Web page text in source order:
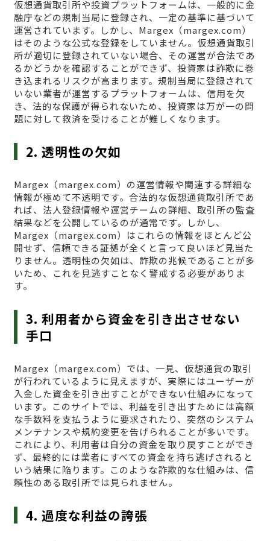
仮想通貨取引所や投資プラットフォームは、一般的に金
融庁などの規制当局に登録され、一定の基準に基づいて
運営されています。しかし、Margex（margex.com）
はそのような公式な登録をしていません。仮想通貨取引
所が適切に登録されていない場合、その運営が合法であ
るかどうかを確認することができず、投資家は詐欺に巻
き込まれるリスクが高まります。規制当局に登録されて
いない業者が運営するプラットフォームは、信用を欠
き、法的な保護が得られないため、投資家は万が一の問
題に対して救済を受けることが難しくなります。
2. 透明性の欠如
Margex（margex.com）の運営情報や関連する詳細な
情報が極めて不透明です。合法的な仮想通貨取引所であ
れば、法人登録情報や運営チームの詳細、取引所の監査
結果などを公開しているのが通常です。しかし、
Margex（margex.com）はこれらの情報をほとんど公
開せず、信頼できる証拠が全くと言って良いほど見当た
りません。透明性の欠如は、詐欺の兆候であることが多
いため、これを見逃すことなく警戒する必要がありま
す。
3. 利用者から資金を引き出させない
手口
Margex（margex.com）では、一見、仮想通貨の取引
が行われているように見えますが、実際にはユーザーが
入金した資金を引き出すことができない仕組みになって
います。このサイトでは、利益を引き出すためには高額
な手数料を支払うように要求されたり、突然のシステム
メンテナンスや規約変更を告げられることが多いです。
これにより、利用者は自分の資金を取り戻すことができ
ず、最終的には業者にすべての資金を持ち逃げされると
いう結果に陥ります。このような詐欺的な仕組みは、信
頼性のある取引所では見られません。
4. 過度な利益の誇張